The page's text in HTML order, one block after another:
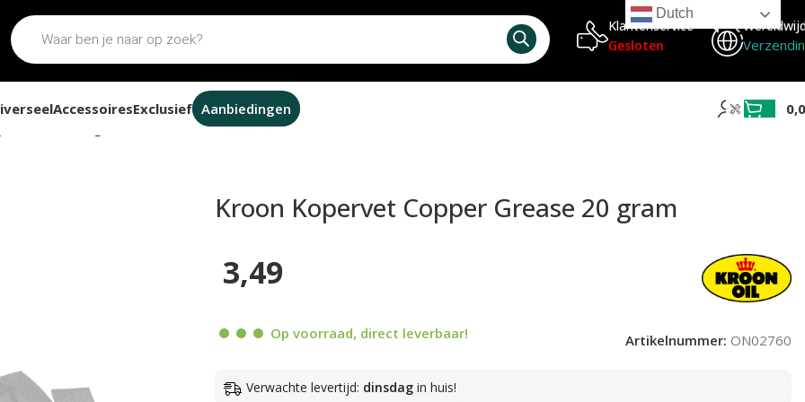
Klantenservice
Gesloten
AccessoiresExclusief Aanbiedingen
Kroon Kopervet Copper Grease 20 gram
3,49
Op voorraad, direct leverbaar! Artikelnummer: ON02760
Verwachte levertijd: dinsdagin huis!
Dutch